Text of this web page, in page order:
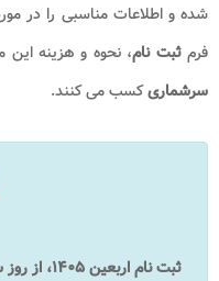
شده و اطلاعات مناسبی را در
فرمثبت نام، نحوه و هزینه
سرشماریکسب می کنند.